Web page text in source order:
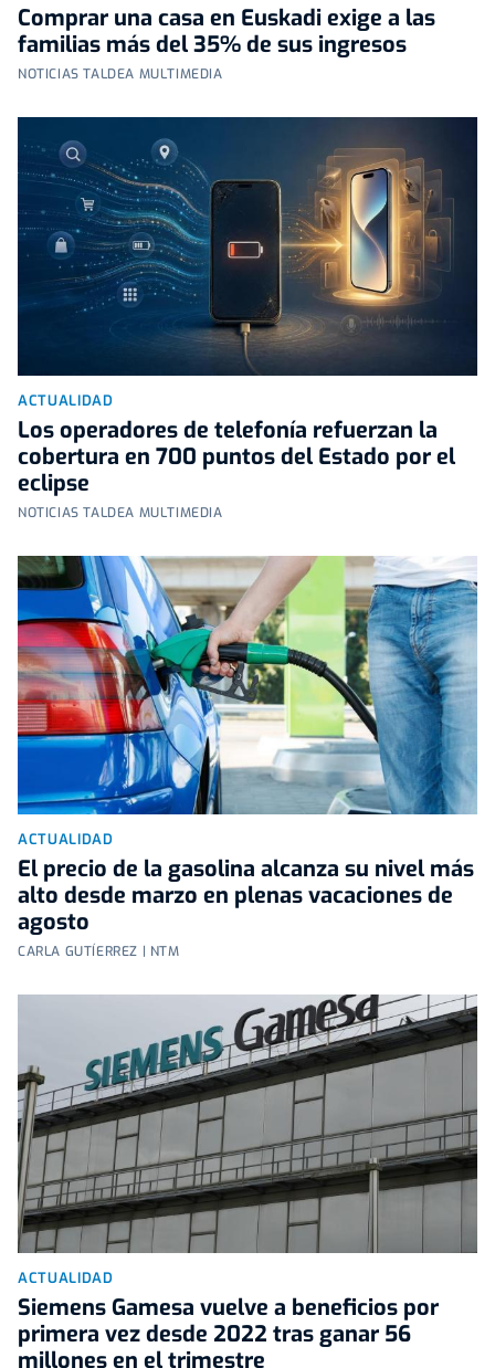
Comprar una casa en Euskadi exige a las
familias más del 35% de sus ingresos
NOTICIAS TALDEA MULTIMEDIA
ACTUALIDAD
Los operadores de telefonía refuerzan la
cobertura en 700 puntos del Estado por el
eclipse
NOTICIAS TALDEA MULTIMEDIA
ACTUALIDAD
El precio de la gasolina alcanza su nivel más
alto desde marzo en plenas vacaciones de
agosto
CARLA GUTÍERREZ | NTM
ACTUALIDAD
Siemens Gamesa vuelve a beneficios por
primera vez desde 2022 tras ganar 56
millones en el trimestre